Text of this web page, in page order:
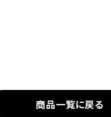
商品一覧に戻る